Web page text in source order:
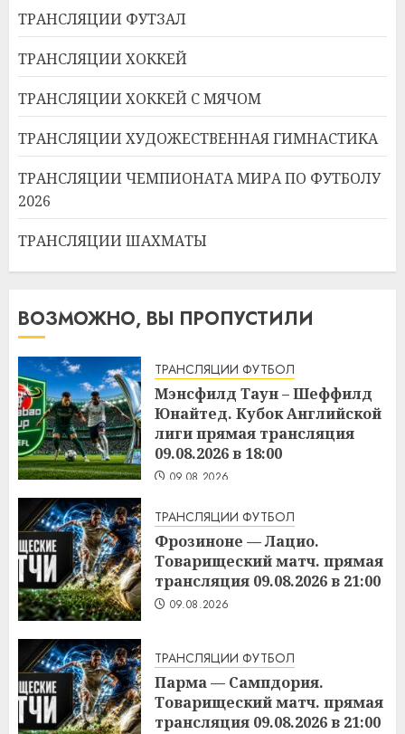
ТРАНСЛЯЦИИ ФУТЗАЛ
ТРАНСЛЯЦИИ ХОККЕЙ
ТРАНСЛЯЦИИ ХОККЕЙ С МЯЧОМ
ТРАНСЛЯЦИИ ХУДОЖЕСТВЕННАЯ ГИМНАСТИКА
ТРАНСЛЯЦИИ ЧЕМПИОНАТА МИРА ПО ФУТБОЛУ
2026
ТРАНСЛЯЦИИ ШАХМАТЫ
ВОЗМОЖНО, ВЫ ПРОПУСТИЛИ
ТРАНСЛЯЦИИ ФУТБОЛ
Мэнсфилд Таун – Шеффилд
Юнайтед. Кубок Английской
лиги прямая трансляция
09.08.2026 в 18:00
09.08.2026
ТРАНСЛЯЦИИ ФУТБОЛ
Фрозиноне — Лацио.
Товарищеский матч. прямая
трансляция 09.08.2026 в 21:00
09.08.2026
ТРАНСЛЯЦИИ ФУТБОЛ
Парма — Сампдория.
Товарищеский матч. прямая
трансляция 09.08.2026 в 21:00